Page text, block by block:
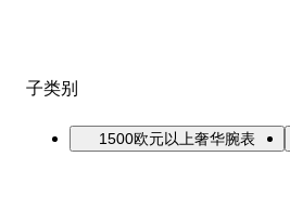
子类别
1500欧元以上奢华腕表